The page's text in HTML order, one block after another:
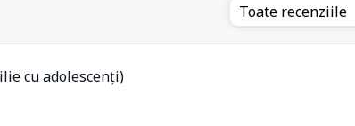
Toate recenziile
cu adolescenți)